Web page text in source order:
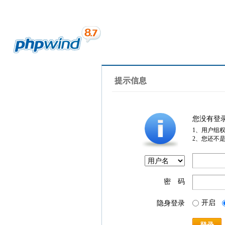
提示信息
您没有登
1、用户组
2、您还不
密 码
隐身登录 开启